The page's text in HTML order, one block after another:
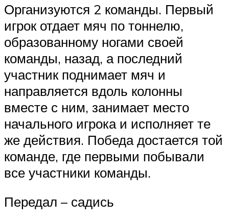
Организуются 2 команды. Первый
игрок отдает мяч по тоннелю,
образованному ногами своей
команды, назад, а последний
участник поднимает мяч и
направляется вдоль колонны
вместе с ним, занимает место
начального игрока и исполняет те
же действия. Победа достается той
команде, где первыми побывали
все участники команды.
Передал – садись